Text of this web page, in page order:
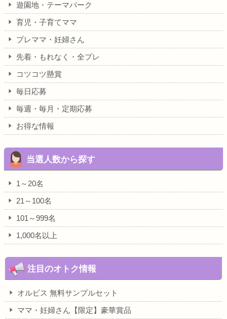
遊園地・テーマパーク
育児・子育てママ
プレママ・妊婦さん
先着・もれなく・全プレ
コツコツ懸賞
毎日応募
毎週・毎月・定期応募
お得な情報
当選人数から探す
1～20名
21～100名
101～999名
1,000名以上
注目のオトク情報
オルビス 無料サンプルセット
ママ・妊婦さん【限定】豪華賞品